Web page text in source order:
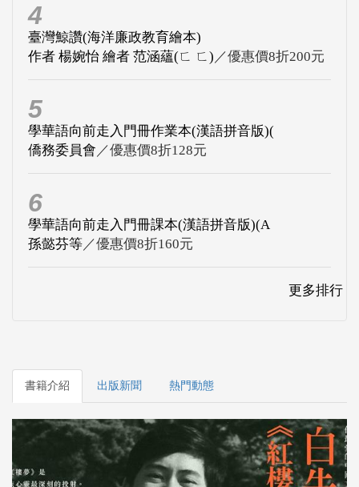
4
臺灣鯨讚(海洋廉政教育繪本)
作者 楊婉怡 繪者 范涵蘊(ㄈ ㄈ) ／優惠價8折200元
5
學華語向前走入門冊作業本(漢語拼音版)(
僑務委員會 ／優惠價8折128元
6
學華語向前走入門冊課本(漢語拼音版)(A
孫懿芬等／優惠價8折160元
更多排行
書籍介紹 出版新聞 熱門動態